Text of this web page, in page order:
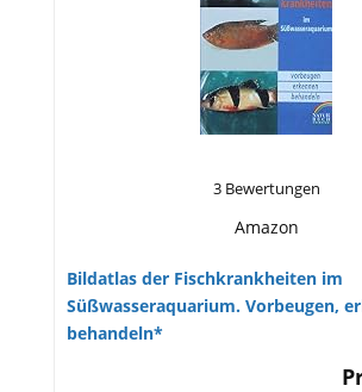
3 Bewertungen
Amazon
Bildatlas der Fischkrankheiten im
Süßwasseraquarium. Vorbeugen,
behandeln*